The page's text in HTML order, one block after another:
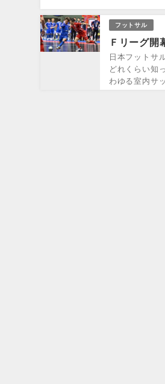
フットサル
Ｆリーグ開
日本フットサ
どれくらい知
わゆる室内サ